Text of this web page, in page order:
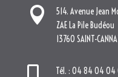

514. Avenue Jean
ZAE La Pile Budéou
13760 SAINT-
Tél. : 04 84 04 04